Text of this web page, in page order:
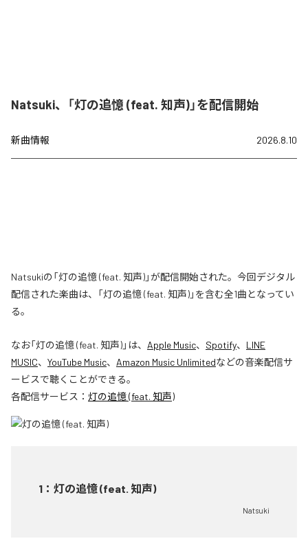
Natsuki、「灯の追憶 (feat. 知声)」を配信開始
新曲情報 2026.8.10
Natsukiの「灯の追憶 (feat. 知声)」が配信開始された。今回デジタル
配信された楽曲は、「灯の追憶 (feat. 知声)」を含む全1曲となってい
る。
なお「灯の追憶 (feat. 知声)」は、 Apple Music、 Spotify、 LINE
MUSIC、 YouTube Music、 Amazon Music Unlimitedなどの音楽配信サ
ービスで聴くことができる。
各配信サービス： 灯の追憶 (feat. 知声)
1 ： 灯の追憶 (feat. 知声)
Natsuki